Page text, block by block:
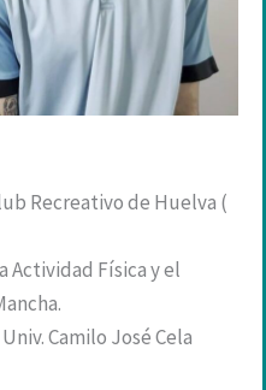
Recreativo de Huelva (
Actividad Física y el
Camilo José Cela